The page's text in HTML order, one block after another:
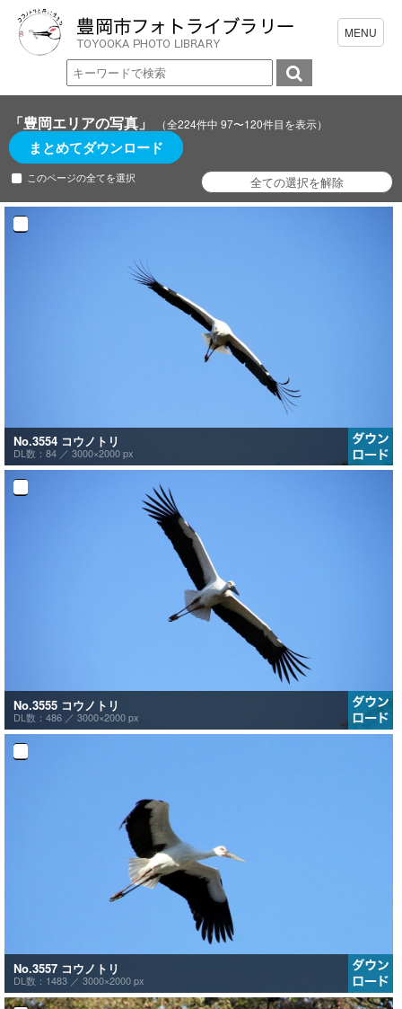
「豊岡エリアの写真」 （全224件中 97〜120件目を表示）
まとめてダウンロード
このページの全てを選択
No.3554 コウノトリ
DL数：84 ／ 3000×2000 px
No.3555 コウノトリ
DL数：486 ／ 3000×2000 px
No.3557 コウノトリ
DL数：1483 ／ 3000×2000 px